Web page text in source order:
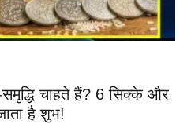
चाहते हैं? 6 सिक्के और
है शुभ!